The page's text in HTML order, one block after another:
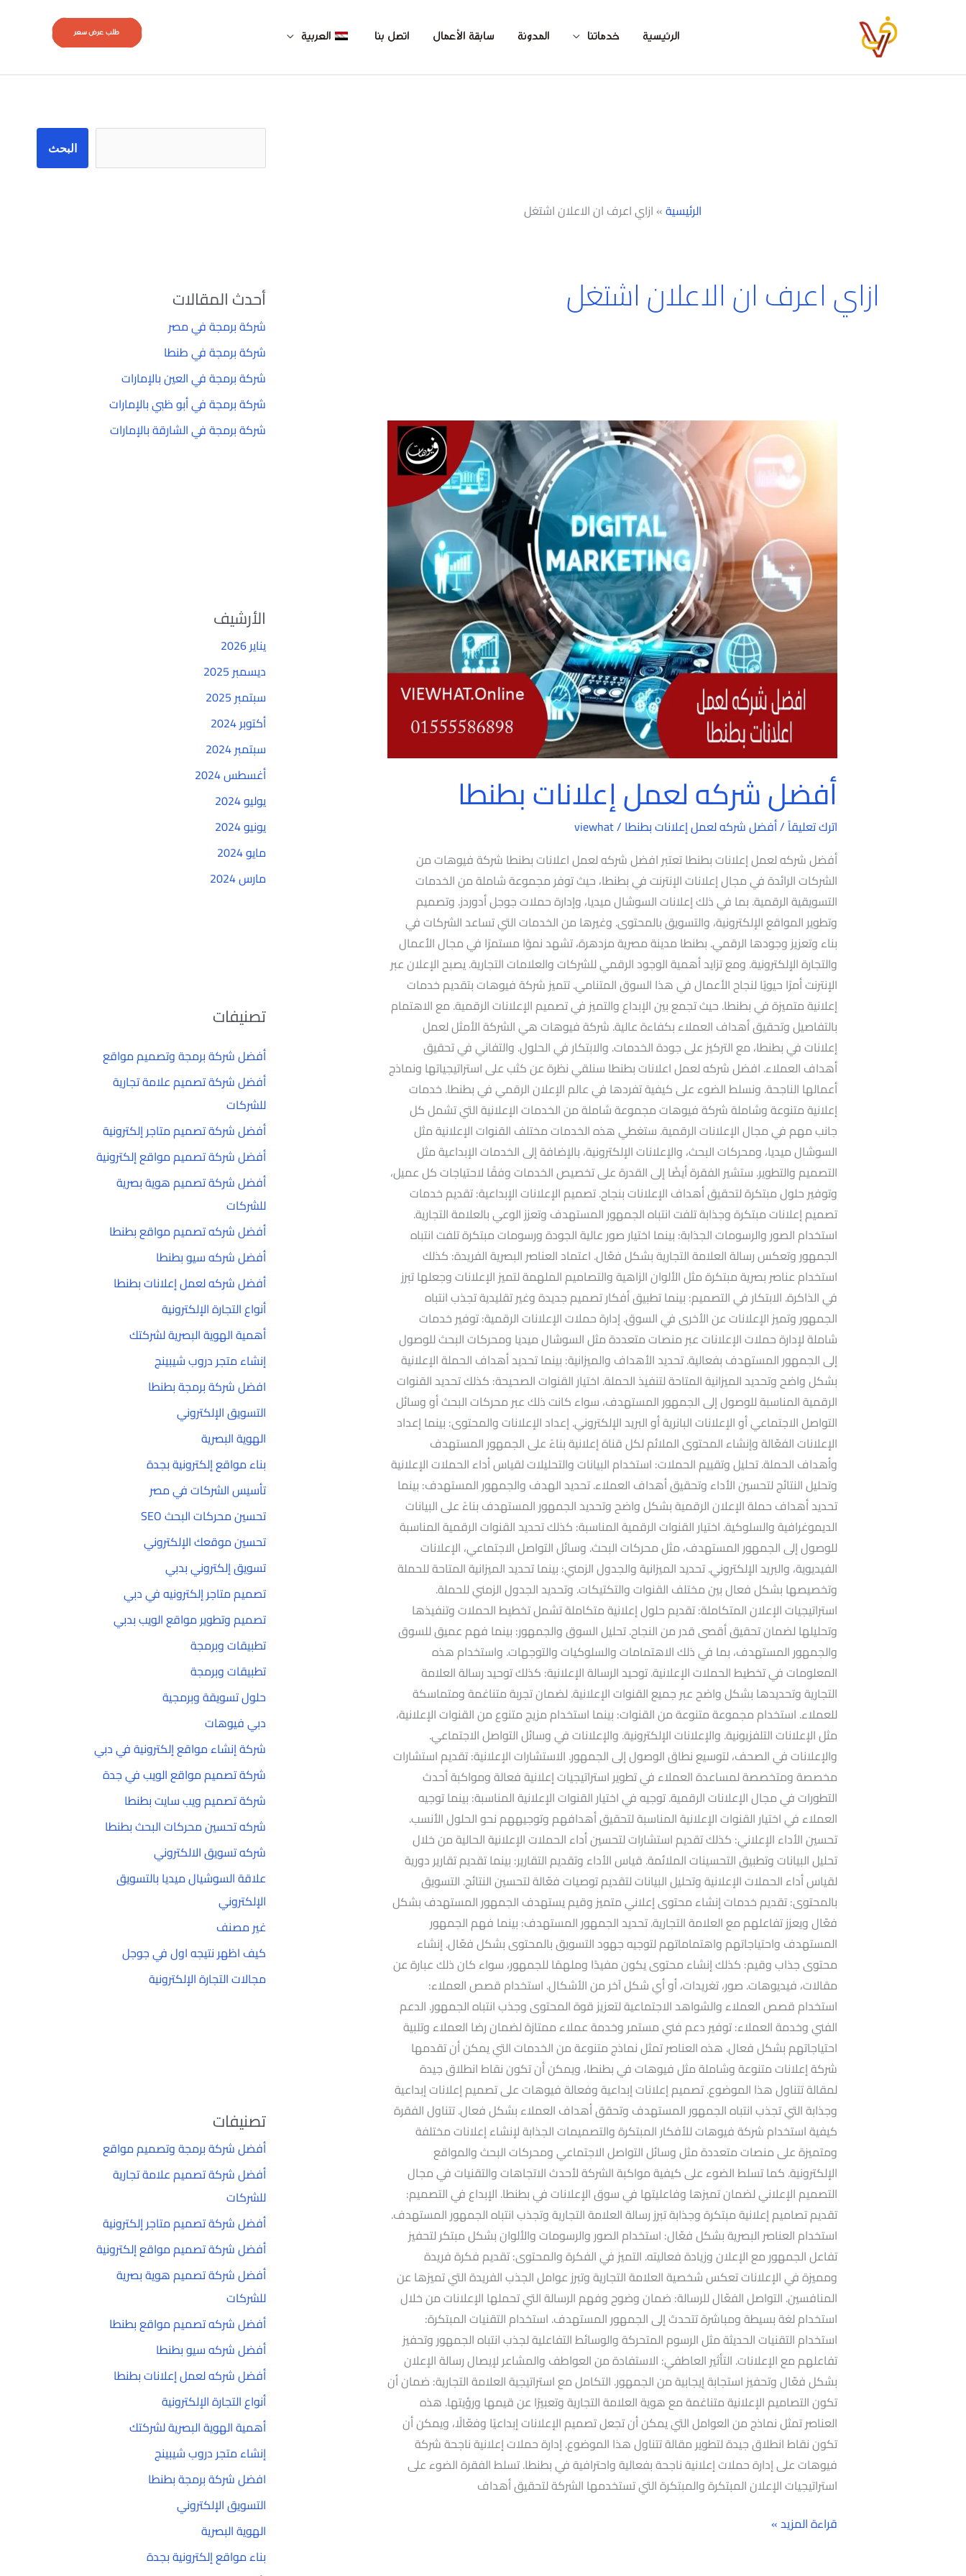
الرئيسية خدماتنا المدونة سابقة الأعمال اتصل بنا العربية طلب عرض سعر
الرئيسية» ازاي اعرف ان الاعلان اشتغل
ازاي اعرف ان الاعلان اشتغل
أفضل شركه لعمل إعلانات بطنطا
اترك تعليقاً/أفضل شركه لعمل إعلانات بطنطا /
viewhat
أفضل شركه لعمل إعلانات بطنطا تعتبر افضل شركه لعمل اعلانات بطنطا شركة فيوهات من
الشركات الرائدة في مجال إعلانات الإنترنت في بطنطا، حيث توفر مجموعة شاملة من الخدمات
التسويقية الرقمية. بما في ذلك إعلانات السوشال ميديا، وإدارة حملات جوجل أدوردز. وتصميم
وتطوير المواقع الإلكترونية، والتسويق بالمحتوى. وغيرها من الخدمات التي تساعد الشركات في
بناء وتعزيز وجودها الرقمي. بطنطا مدينة مصرية مزدهرة، تشهد نموًا مستمرًا في مجال الأعمال
والتجارة الإلكترونية. ومع تزايد أهمية الوجود الرقمي للشركات والعلامات التجارية. يصبح الإعلان عبر
الإنترنت أمرًا حيويًا لنجاح الأعمال في هذا السوق المتنامي. تتميز شركة فيوهات بتقديم خدمات
إعلانية متميزة في بطنطا. حيث تجمع بين الإبداع والتميز في تصميم الإعلانات الرقمية. مع الاهتمام
بالتفاصيل وتحقيق أهداف العملاء بكفاءة عالية. شركة فيوهات هي الشركة الأمثل لعمل
إعلانات في بطنطا، مع التركيز على جودة الخدمات. والابتكار في الحلول. والتفاني في تحقيق
أهداف العملاء. افضل شركه لعمل اعلانات بطنطا سنلقي نظرة عن كثب على استراتيجياتها ونماذج
أعمالها الناجحة. ونسلط الضوء على كيفية تفردها في عالم الإعلان الرقمي في بطنطا. خدمات
إعلانية متنوعة وشاملة شركة فيوهات مجموعة شاملة من الخدمات الإعلانية التي تشمل كل
جانب مهم في مجال الإعلانات الرقمية. ستغطي هذه الخدمات مختلف القنوات الإعلانية مثل
السوشال ميديا، ومحركات البحث، والإعلانات الإلكترونية، بالإضافة إلى الخدمات الإبداعية مثل
التصميم والتطوير. ستشير الفقرة أيضًا إلى القدرة على تخصيص الخدمات وفقًا لاحتياجات كل عميل،
وتوفير حلول مبتكرة لتحقيق أهداف الإعلانات بنجاح. تصميم الإعلانات الإبداعية: تقديم خدمات
تصميم إعلانات مبتكرة وجذابة تلفت انتباه الجمهور المستهدف وتعزز الوعي بالعلامة التجارية.
استخدام الصور والرسومات الجذابة: بينما اختيار صور عالية الجودة ورسومات مبتكرة تلفت انتباه
الجمهور وتعكس رسالة العلامة التجارية بشكل فعّال. اعتماد العناصر البصرية الفريدة: كذلك
استخدام عناصر بصرية مبتكرة مثل الألوان الزاهية والتصاميم الملهمة لتميز الإعلانات وجعلها تبرز
في الذاكرة. الابتكار في التصميم: بينما تطبيق أفكار تصميم جديدة وغير تقليدية تجذب انتباه
الجمهور وتميز الإعلانات عن الأخرى في السوق. إدارة حملات الإعلانات الرقمية: توفير خدمات
شاملة لإدارة حملات الإعلانات عبر منصات متعددة مثل السوشال ميديا ومحركات البحث للوصول
إلى الجمهور المستهدف بفعالية. تحديد الأهداف والميزانية: بينما تحديد أهداف الحملة الإعلانية
بشكل واضح وتحديد الميزانية المتاحة لتنفيذ الحملة. اختيار القنوات الصحيحة: كذلك تحديد القنوات
الرقمية المناسبة للوصول إلى الجمهور المستهدف، سواء كانت ذلك عبر محركات البحث أو وسائل
التواصل الاجتماعي أو الإعلانات البانرية أو البريد الإلكتروني. إعداد الإعلانات والمحتوى: بينما إعداد
الإعلانات الفعّالة وإنشاء المحتوى الملائم لكل قناة إعلانية بناءً على الجمهور المستهدف
وأهداف الحملة. تحليل وتقييم الحملات: استخدام البيانات والتحليلات لقياس أداء الحملات الإعلانية
وتحليل النتائج لتحسين الأداء وتحقيق أهداف العملاء. تحديد الهدف والجمهور المستهدف: بينما
تحديد أهداف حملة الإعلان الرقمية بشكل واضح وتحديد الجمهور المستهدف بناءً على البيانات
الديموغرافية والسلوكية. اختيار القنوات الرقمية المناسبة: كذلك تحديد القنوات الرقمية المناسبة
للوصول إلى الجمهور المستهدف، مثل محركات البحث. وسائل التواصل الاجتماعي، الإعلانات
الفيديوية، والبريد الإلكتروني. تحديد الميزانية والجدول الزمني: بينما تحديد الميزانية المتاحة للحملة
وتخصيصها بشكل فعال بين مختلف القنوات والتكتيكات. وتحديد الجدول الزمني للحملة.
استراتيجيات الإعلان المتكاملة: تقديم حلول إعلانية متكاملة تشمل تخطيط الحملات وتنفيذها
وتحليلها لضمان تحقيق أقصى قدر من النجاح. تحليل السوق والجمهور: بينما فهم عميق للسوق
والجمهور المستهدف، بما في ذلك الاهتمامات والسلوكيات والتوجهات. واستخدام هذه
المعلومات في تخطيط الحملات الإعلانية. توحيد الرسالة الإعلانية: كذلك توحيد رسالة العلامة
التجارية وتحديدها بشكل واضح عبر جميع القنوات الإعلانية. لضمان تجربة متناغمة ومتماسكة
للعملاء. استخدام مجموعة متنوعة من القنوات: بينما استخدام مزيج متنوع من القنوات الإعلانية،
مثل الإعلانات التلفزيونية. والإعلانات الإلكترونية. والإعلانات في وسائل التواصل الاجتماعي.
والإعلانات في الصحف، لتوسيع نطاق الوصول إلى الجمهور. الاستشارات الإعلانية: تقديم استشارات
مخصصة ومتخصصة لمساعدة العملاء في تطوير استراتيجيات إعلانية فعالة ومواكبة أحدث
التطورات في مجال الإعلانات الرقمية. توجيه في اختيار القنوات الإعلانية المناسبة: بينما توجيه
العملاء في اختيار القنوات الإعلانية المناسبة لتحقيق أهدافهم وتوجيههم نحو الحلول الأنسب.
تحسين الأداء الإعلاني: كذلك تقديم استشارات لتحسين أداء الحملات الإعلانية الحالية من خلال
تحليل البيانات وتطبيق التحسينات الملائمة. قياس الأداء وتقديم التقارير: بينما تقديم تقارير دورية
لقياس أداء الحملات الإعلانية وتحليل البيانات لتقديم توصيات فعّالة لتحسين النتائج. التسويق
بالمحتوى: تقديم خدمات إنشاء محتوى إعلاني متميز وقيم يستهدف الجمهور المستهدف بشكل
فعّال ويعزز تفاعلهم مع العلامة التجارية. تحديد الجمهور المستهدف: بينما فهم الجمهور
المستهدف واحتياجاتهم واهتماماتهم لتوجيه جهود التسويق بالمحتوى بشكل فعّال. إنشاء
محتوى جذاب وقيم: كذلك إنشاء محتوى يكون مفيدًا وملهمًا للجمهور، سواء كان ذلك عبارة عن
مقالات، فيديوهات. صور، تغريدات، أو أي شكل آخر من الأشكال. استخدام قصص العملاء:
استخدام قصص العملاء والشواهد الاجتماعية لتعزيز قوة المحتوى وجذب انتباه الجمهور. الدعم
الفني وخدمة العملاء: توفير دعم فني مستمر وخدمة عملاء ممتازة لضمان رضا العملاء وتلبية
احتياجاتهم بشكل فعال. هذه العناصر تمثل نماذج متنوعة من الخدمات التي يمكن أن تقدمها
شركة إعلانات متنوعة وشاملة مثل فيوهات في بطنطا، ويمكن أن تكون نقاط انطلاق جيدة
لمقالة تتناول هذا الموضوع. تصميم إعلانات إبداعية وفعالة فيوهات على تصميم إعلانات إبداعية
وجذابة التي تجذب انتباه الجمهور المستهدف وتحقق أهداف العملاء بشكل فعال. تتناول الفقرة
كيفية استخدام شركة فيوهات للأفكار المبتكرة والتصميمات الجذابة لإنشاء إعلانات مختلفة
ومتميزة على منصات متعددة مثل وسائل التواصل الاجتماعي ومحركات البحث والمواقع
الإلكترونية. كما تسلط الضوء على كيفية مواكبة الشركة لأحدث الاتجاهات والتقنيات في مجال
التصميم الإعلاني لضمان تميزها وفاعليتها في سوق الإعلانات في بطنطا. الإبداع في التصميم:
تقديم تصاميم إعلانية مبتكرة وجذابة تبرز رسالة العلامة التجارية وتجذب انتباه الجمهور المستهدف.
استخدام العناصر البصرية بشكل فعّال: استخدام الصور والرسومات والألوان بشكل مبتكر لتحفيز
تفاعل الجمهور مع الإعلان وزيادة فعاليته. التميز في الفكرة والمحتوى: تقديم فكرة فريدة
ومميزة في الإعلانات تعكس شخصية العلامة التجارية وتبرز عوامل الجذب الفريدة التي تميزها عن
المنافسين. التواصل الفعّال للرسالة: ضمان وضوح وفهم الرسالة التي تحملها الإعلانات من خلال
استخدام لغة بسيطة ومباشرة تتحدث إلى الجمهور المستهدف. استخدام التقنيات المبتكرة:
استخدام التقنيات الحديثة مثل الرسوم المتحركة والوسائط التفاعلية لجذب انتباه الجمهور وتحفيز
تفاعلهم مع الإعلانات. التأثير العاطفي: الاستفادة من العواطف والمشاعر لإيصال رسالة الإعلان
بشكل فعّال وتحفيز استجابة إيجابية من الجمهور. التكامل مع استراتيجية العلامة التجارية: ضمان أن
تكون التصاميم الإعلانية متناغمة مع هوية العلامة التجارية وتعبيرًا عن قيمها ورؤيتها. هذه
العناصر تمثل نماذج من العوامل التي يمكن أن تجعل تصميم الإعلانات إبداعيًا وفعّالًا، ويمكن أن
تكون نقاط انطلاق جيدة لتطوير مقالة تتناول هذا الموضوع. إدارة حملات إعلانية ناجحة شركة
فيوهات على إدارة حملات إعلانية ناجحة بفعالية واحترافية في بطنطا. تسلط الفقرة الضوء على
استراتيجيات الإعلان المبتكرة والمبتكرة التي تستخدمها الشركة لتحقيق أهداف
قراءة المزيد »
البحث
أحدث المقالات
شركة برمجة في مصر
شركة برمجة في طنطا
شركة برمجة في العين بالإمارات
شركة برمجة في أبو ظبي بالإمارات
شركة برمجة في الشارقة بالإمارات
الأرشيف
يناير 2026
ديسمبر 2025
سبتمبر 2025
أكتوبر 2024
سبتمبر 2024
أغسطس 2024
يوليو 2024
يونيو 2024
مايو 2024
مارس 2024
تصنيفات
أفضل شركة برمجة وتصميم مواقع
أفضل شركة تصميم علامة تجارية
للشركات
أفضل شركة تصميم متاجر إلكترونية
أفضل شركة تصميم مواقع إلكترونية
أفضل شركة تصميم هوية بصرية
للشركات
أفضل شركه تصميم مواقع بطنطا
أفضل شركه سيو بطنطا
أفضل شركه لعمل إعلانات بطنطا
أنواع التجارة الإلكترونية
أهمية الهوية البصرية لشركتك
إنشاء متجر دروب شيبينج
افضل شركة برمجة بطنطا
التسويق الإلكتروني
الهوية البصرية
بناء مواقع إلكترونية بجدة
تأسيس الشركات في مصر
تحسين محركات البحث SEO
تحسين موقعك الإلكتروني
تسويق إلكتروني بدبي
تصميم متاجر إلكترونيه في دبي
تصميم وتطوير مواقع الويب بدبي
تطبيقات وبرمجة
تطبيقات وبرمجة
حلول تسويقة وبرمجية
دبي فيوهات
شركة إنشاء مواقع إلكترونية في دبي
شركة تصميم مواقع الويب في جدة
شركة تصميم ويب سايت بطنطا
شركه تحسين محركات البحث بطنطا
شركه تسويق الالكتروني
علاقة السوشيال ميديا بالتسويق
الإلكتروني
غير مصنف
كيف اظهر نتيجه اول في جوجل
مجالات التجارة الإلكترونية
تصنيفات
أفضل شركة برمجة وتصميم مواقع
أفضل شركة تصميم علامة تجارية
للشركات
أفضل شركة تصميم متاجر إلكترونية
أفضل شركة تصميم مواقع إلكترونية
أفضل شركة تصميم هوية بصرية
للشركات
أفضل شركه تصميم مواقع بطنطا
أفضل شركه سيو بطنطا
أفضل شركه لعمل إعلانات بطنطا
أنواع التجارة الإلكترونية
أهمية الهوية البصرية لشركتك
إنشاء متجر دروب شيبينج
افضل شركة برمجة بطنطا
التسويق الإلكتروني
الهوية البصرية
بناء مواقع إلكترونية بجدة